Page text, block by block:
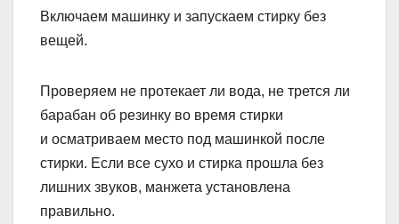
Включаем машинку и запускаем стирку без
вещей.
Проверяем не протекает ли вода, не трется ли
барабан об резинку во время стирки
и осматриваем место под машинкой после
стирки. Если все сухо и стирка прошла без
лишних звуков, манжета установлена
правильно.